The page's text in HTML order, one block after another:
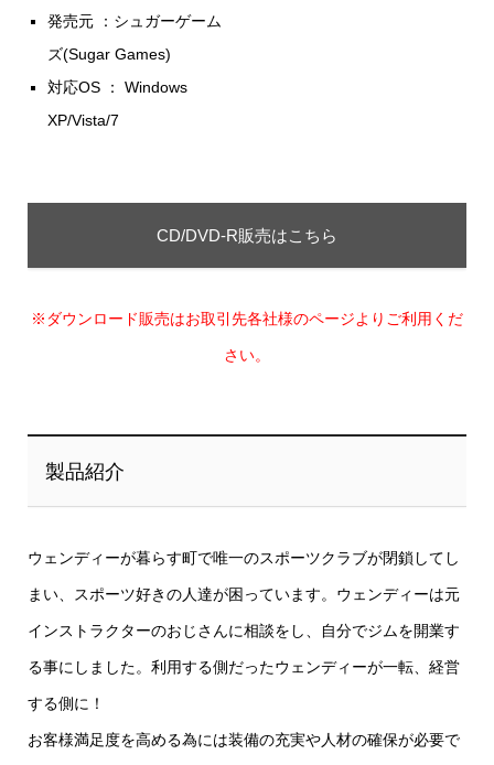
発売元 ：シュガーゲーム
ズ(Sugar Games)
対応OS ： Windows
XP/Vista/7
CD/DVD-R販売はこちら
※ダウンロード販売はお取引先各社様のページよりご利用くだ
さい。
製品紹介
ウェンディーが暮らす町で唯一のスポーツクラブが閉鎖してし
まい、スポーツ好きの人達が困っています。ウェンディーは元
インストラクターのおじさんに相談をし、自分でジムを開業す
る事にしました。利用する側だったウェンディーが一転、経営
する側に！
お客様満足度を高める為には装備の充実や人材の確保が必要で